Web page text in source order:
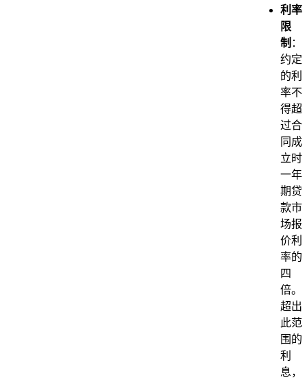
利率
限
制 ：
约定
的利
率不
得超
过合
同成
立时
一年
期贷
款市
场报
价利
率的
四
倍。
超出
此范
围的
利
息，